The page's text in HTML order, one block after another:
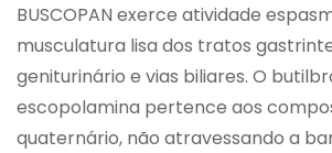
BUSCOPAN exerce atividade
musculatura lisa dos tratos
geniturinário e vias biliares. O
escopolamina pertence aos
quaternário, não atravessando a